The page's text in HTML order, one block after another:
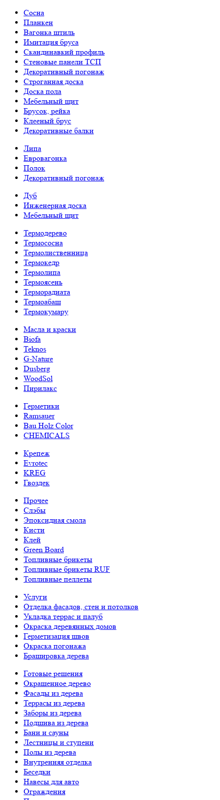
Сосна
Планкен
Вагонка штиль
Имитация бруса
Скандинавкий профиль
Стеновые панели ТСП
Декоративный погонаж
Строганная доска
Доска пола
Мебельный щит
Брусок, рейка
Клееный брус
Декоративные балки
Липа
Евровагонка
Полок
Декоративный погонаж
Дуб
Инженерная доска
Мебельный щит
Термодерево
Термососна
Термолиственница
Термокедр
Термолипа
Термоясень
Терморадиата
Термоабаш
Термокумару
Масла и краски
Biofa
Teknos
G-Nature
Dusberg
WoodSol
Пирилакс
Герметики
Ramsauer
Bau Holz Color
CHEMICALS
Крепеж
Evrotec
KREG
Гвоздек
Прочее
Слэбы
Эпоксидная смола
Кисти
Клей
Green Board
Топливные брикеты
Топливные брикеты RUF
Топливные пеллеты
Услуги
Отделка фасадов, стен и потолков
Укладка террас и палуб
Окраска деревянных домов
Герметизация швов
Окраска погонажа
Брашировка дерева
Готовые решения
Окрашенное дерево
Фасады из дерева
Террасы из дерева
Заборы из дерева
Подшива из дерева
Бани и сауны
Лестницы и ступени
Полы из дерева
Внутренняя отделка
Беседки
Навесы для авто
Ограждения